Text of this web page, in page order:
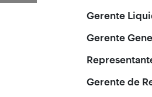
Gerente
Gerente
Gerente de